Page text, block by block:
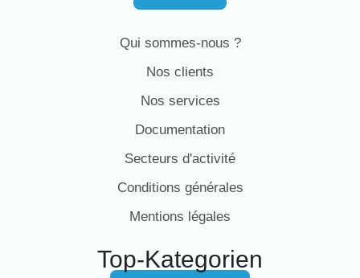
Qui sommes-nous ?
Nos clients
Nos services
Documentation
Secteurs d'activité
Conditions générales
Mentions légales
Top-Kategorien